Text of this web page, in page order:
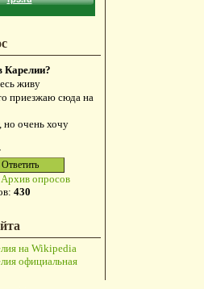
живу
приезжаю сюда на
но очень хочу
Архив опросов
430
на Wikipedia
официальная